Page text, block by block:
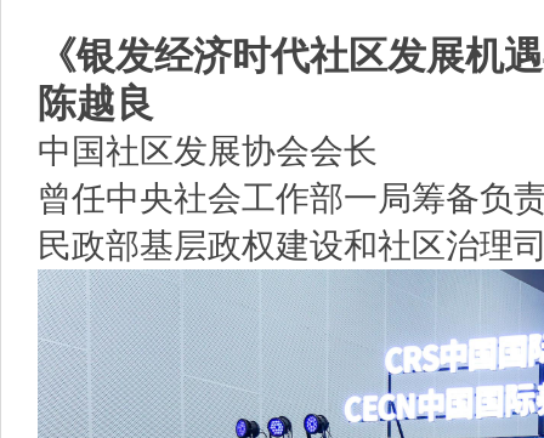
《银发经济时代社区发展机
陈越良
中国社区发展协会会长
曾任中央社会工作部一局筹备负
民政部基层政权建设和社区治理